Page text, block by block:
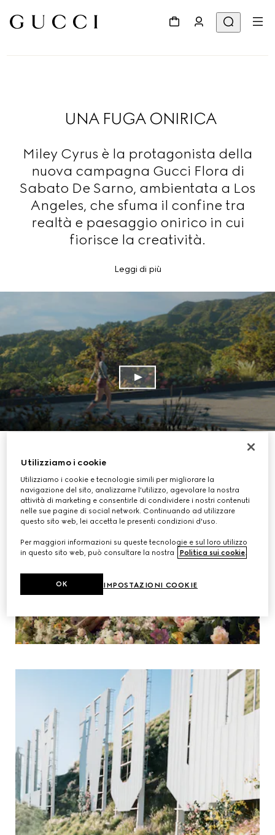
UNA FUGA ONIRICA
Miley Cyrus è la protagonista della
nuova campagna Gucci Flora di
Sabato De Sarno, ambientata a Los
Angeles, che sfuma il confine tra
realtà e paesaggio onirico in cui
fiorisce la creatività.
Leggi di più
Utilizziamo i cookie
Utilizziamo i cookie e tecnologie simili per migliorare la
navigazione del sito, analizzarne l'utilizzo, agevolare la nostra
attività di marketing e consentirle di condividere i nostri contenuti
nelle sue pagine di social network. Continuando ad utilizzare
questo sito web, lei accetta le presenti condizioni d'uso.
Per maggiori informazioni su queste tecnologie e sul loro utilizzo
in questo sito web, può consultare la nostra
Politica sui cookie
IMPOSTAZIONI COOKIE
OK